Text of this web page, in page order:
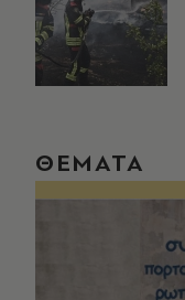
ΘΕΜΑΤΑ